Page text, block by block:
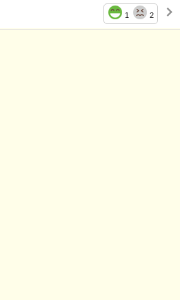
1 2